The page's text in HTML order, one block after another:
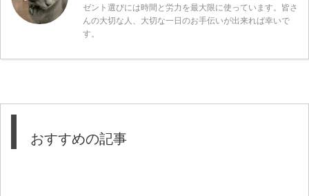
ゼント選びには時間と労力を最大限に使っています。皆さ
んの大切な人、大切な一日のお手伝いが出来れば幸いで
す。
おすすめの記事